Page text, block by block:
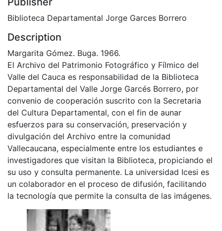
Biblioteca Departamental Jorge Garces Borrero
Description
Margarita Gómez. Buga. 1966.
El Archivo del Patrimonio Fotográfico y Fílmico del
Valle del Cauca es responsabilidad de la Biblioteca
Departamental del Valle Jorge Garcés Borrero, por
convenio de cooperación suscrito con la Secretaria
del Cultura Departamental, con el fin de aunar
esfuerzos para su conservación, preservación y
divulgación del Archivo entre la comunidad
Vallecaucana, especialmente entre los estudiantes e
investigadores que visitan la Biblioteca, propiciando el
su uso y consulta permanente. La universidad Icesi es
un colaborador en el proceso de difusión, facilitando
la tecnología que permite la consulta de las imágenes.